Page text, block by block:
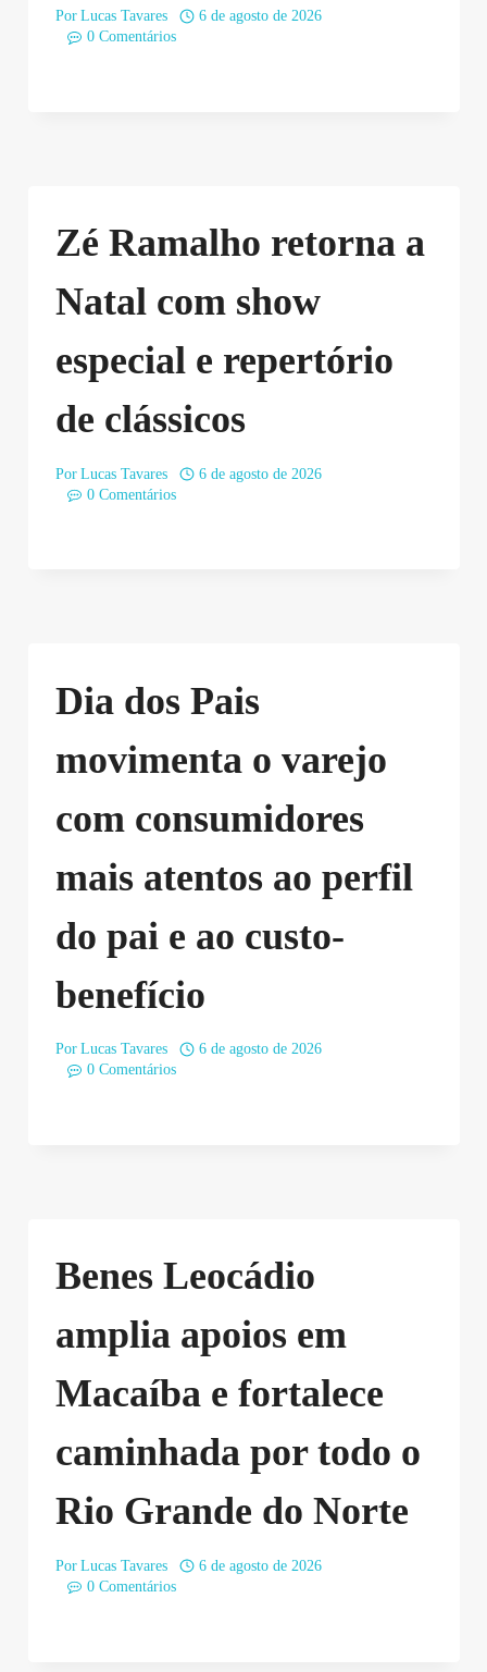
Por Lucas Tavares
6 de agosto de 2026
0 Comentários
Zé Ramalho retorna a
Natal com show
especial e repertório
de clássicos
Por Lucas Tavares
6 de agosto de 2026
0 Comentários
Dia dos Pais
movimenta o varejo
com consumidores
mais atentos ao perfil
do pai e ao custo-
benefício
Por Lucas Tavares
6 de agosto de 2026
0 Comentários
Benes Leocádio
amplia apoios em
Macaíba e fortalece
caminhada por todo o
Rio Grande do Norte
Por Lucas Tavares
6 de agosto de 2026
0 Comentários